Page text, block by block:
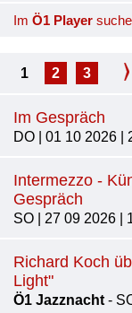
Im Ö1 Player
1 2 3
Im Gespräch
DO | 01 10 2026 |
Intermezzo -
Gespräch
SO | 27 09 2026 |
Richard Koch
Light"
Ö1 Jazznacht -